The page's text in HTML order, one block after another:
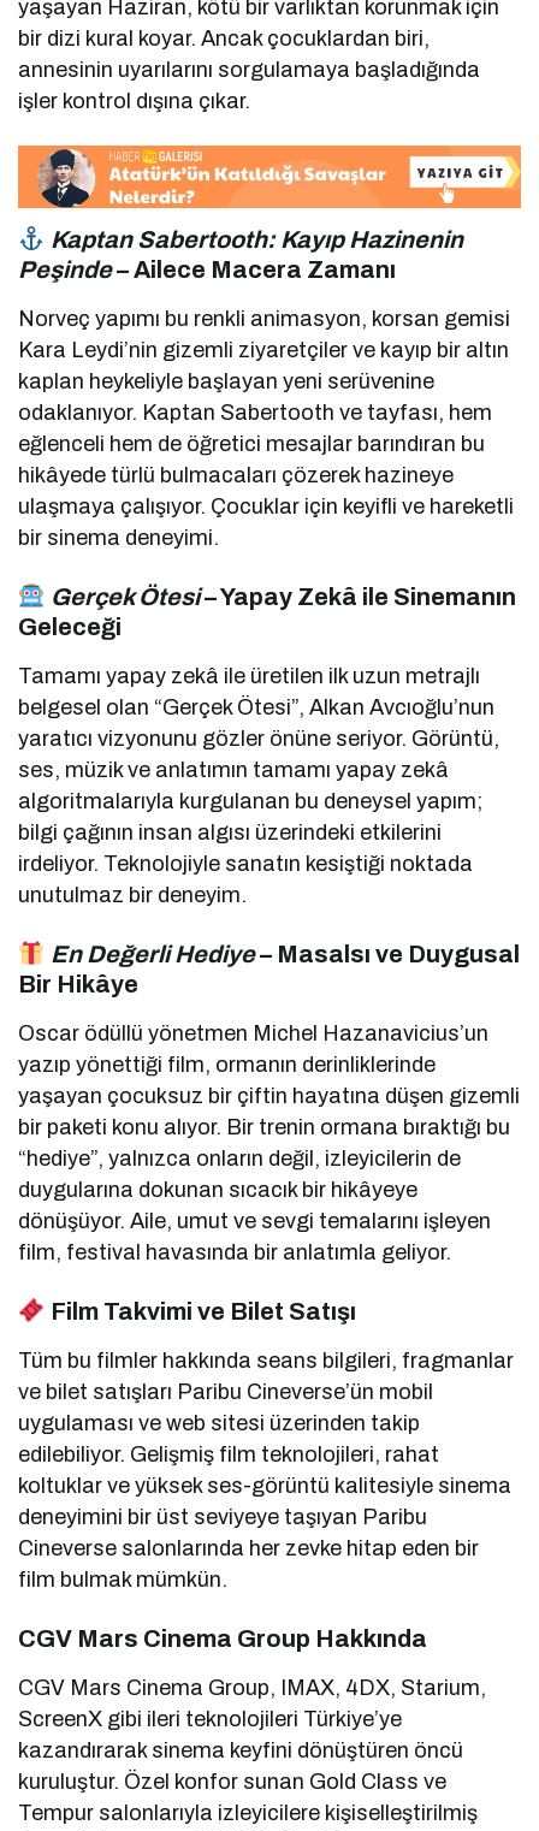
yaşayan Haziran, kötü bir varlıktan korunmak için
bir dizi kural koyar. Ancak çocuklardan biri,
annesinin uyarılarını sorgulamaya başladığında
işler kontrol dışına çıkar.
Kaptan Sabertooth: Kayıp Hazinenin
Peşinde– Ailece Macera Zamanı
Norveç yapımı bu renkli animasyon, korsan gemisi
Kara Leydi’nin gizemli ziyaretçiler ve kayıp bir altın
kaplan heykeliyle başlayan yeni serüvenine
odaklanıyor. Kaptan Sabertooth ve tayfası, hem
eğlenceli hem de öğretici mesajlar barındıran bu
hikâyede türlü bulmacaları çözerek hazineye
ulaşmaya çalışıyor. Çocuklar için keyifli ve hareketli
bir sinema deneyimi.
Gerçek Ötesi– Yapay Zekâ ile Sinemanın
Geleceği
Tamamı yapay zekâ ile üretilen ilk uzun metrajlı
belgesel olan “Gerçek Ötesi”, Alkan Avcıoğlu’nun
yaratıcı vizyonunu gözler önüne seriyor. Görüntü,
ses, müzik ve anlatımın tamamı yapay zekâ
algoritmalarıyla kurgulanan bu deneysel yapım;
bilgi çağının insan algısı üzerindeki etkilerini
irdeliyor. Teknolojiyle sanatın kesiştiği noktada
unutulmaz bir deneyim.
En Değerli Hediye– Masalsı ve Duygusal
Bir Hikâye
Oscar ödüllü yönetmen Michel Hazanavicius’un
yazıp yönettiği film, ormanın derinliklerinde
yaşayan çocuksuz bir çiftin hayatına düşen gizemli
bir paketi konu alıyor. Bir trenin ormana bıraktığı bu
“hediye”, yalnızca onların değil, izleyicilerin de
duygularına dokunan sıcacık bir hikâyeye
dönüşüyor. Aile, umut ve sevgi temalarını işleyen
film, festival havasında bir anlatımla geliyor.
Film Takvimi ve Bilet Satışı
Tüm bu filmler hakkında seans bilgileri, fragmanlar
ve bilet satışları Paribu Cineverse’ün mobil
uygulaması ve web sitesi üzerinden takip
edilebiliyor. Gelişmiş film teknolojileri, rahat
koltuklar ve yüksek ses-görüntü kalitesiyle sinema
deneyimini bir üst seviyeye taşıyan Paribu
Cineverse salonlarında her zevke hitap eden bir
film bulmak mümkün.
CGV Mars Cinema Group Hakkında
CGV Mars Cinema Group, IMAX, 4DX, Starium,
ScreenX gibi ileri teknolojileri Türkiye’ye
kazandırarak sinema keyfini dönüştüren öncü
kuruluştur. Özel konfor sunan Gold Class ve
Tempur salonlarıyla izleyicilere kişiselleştirilmiş